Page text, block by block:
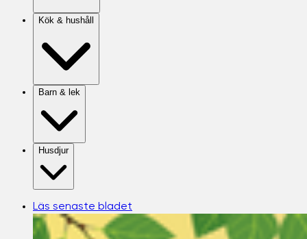
Kök & hushåll
Barn & lek
Husdjur
Läs senaste bladet